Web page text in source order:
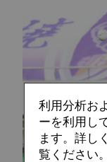
利用分析お
ーを利用し
ます。詳し
覧ください。